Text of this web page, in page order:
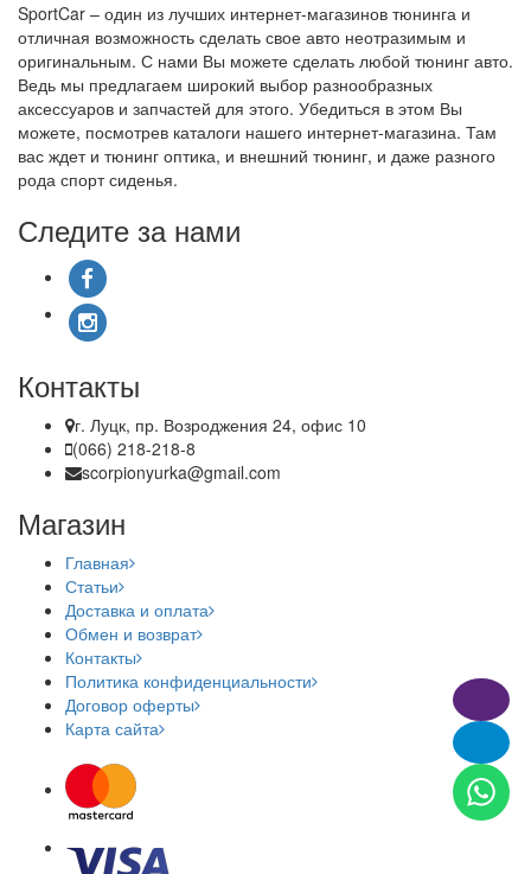
SportCar – один из лучших интернет-магазинов тюнинга и
отличная возможность сделать свое авто неотразимым и
оригинальным. С нами Вы можете сделать любой тюнинг авто.
Ведь мы предлагаем широкий выбор разнообразных
аксессуаров и запчастей для этого. Убедиться в этом Вы
можете, посмотрев каталоги нашего интернет-магазина. Там
вас ждет и тюнинг оптика, и внешний тюнинг, и даже разного
рода спорт сиденья.
Следите за нами
Контакты
г. Луцк, пр. Возроджения 24, офис 10
(066) 218-218-8
scorpionyurka@gmail.com
Магазин
Главная
Статьи
Доставка и оплата
Обмен и возврат
Контакты
Политика конфиденциальности
Договор оферты
Карта сайта